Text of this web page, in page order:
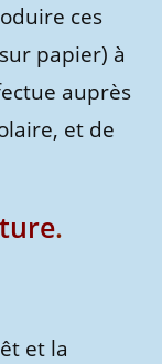
ces
papier) à
auprès
et de
.
et la